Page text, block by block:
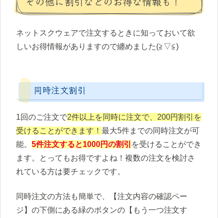
ネットスクウェアで注文するときに知っておいて欲
しいお得情報がありますので纏めました(≧▽≦)
同時注文割引
1回のご注文で2件以上を同時に注文で、200円割引を
受けることができます！ 最大5件までの同時注文が可
能。 5件注文すると1000円の割引 を受けることができ
ます。とってもお得ですよね！複数の注文を検討さ
れている方は要チェックです。
同時注文の方法も簡単で、【注文内容の確認ペー
ジ】の下側にある緑のボタンの【もう一つ注文す